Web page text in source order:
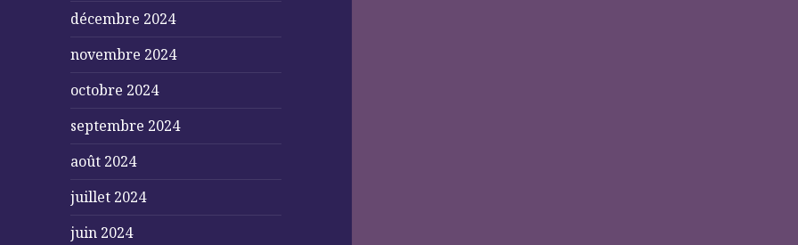
décembre 2024
novembre 2024
octobre 2024
septembre 2024
août 2024
juillet 2024
juin 2024